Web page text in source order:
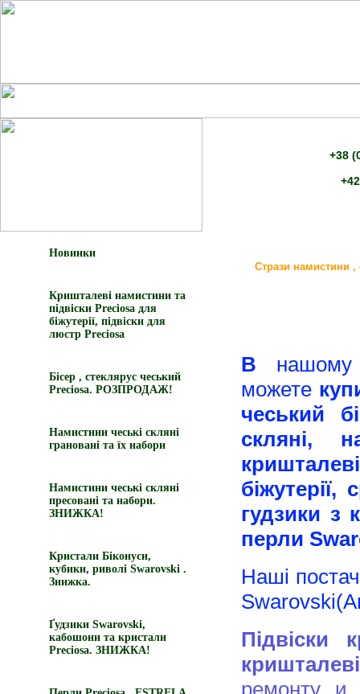
+38
Новинки
Кришталеві намистини та
підвіски Preciosa для
біжутерії, підвіски для
люстр Preciosa
Бісер , стеклярус чеський
Preciosa. РОЗПРОДАЖ!
Намистини чеські скляні
грановані та їх набори
Намистини чеські скляні
пресовані та набори.
ЗНИЖКА!
Кристали Біконуси,
кубики, риволі Swarovski .
Знижка.
Ґудзики Swarovski,
кабошони та кристали
Preciosa. ЗНИЖКА!
Стрази намистини ,
В нашому
можете
чеський
скляні,
гудзики з
перли
Наші
Підвіски
ремонту и